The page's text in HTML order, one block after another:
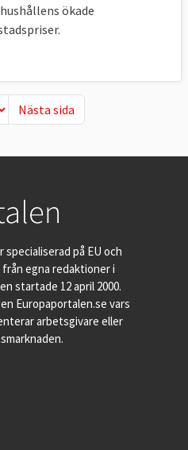
ökade
Nästa sida
Nästa sida
på EU och
egna redaktioner i
startade 12 april 2000.
Europaportalen.se vars
arbetsgivare eller